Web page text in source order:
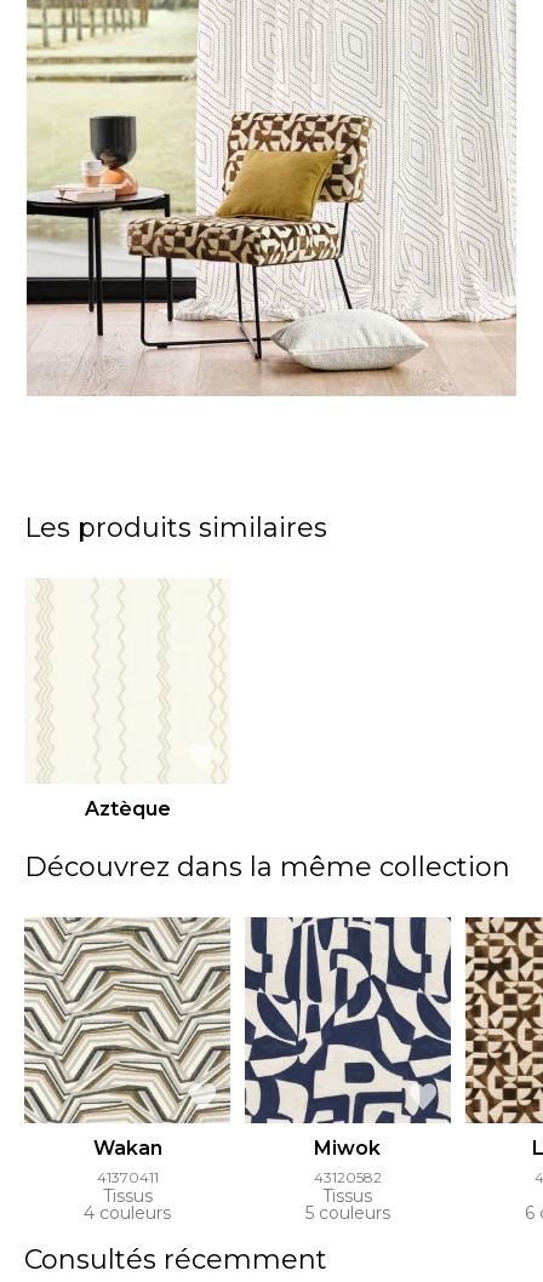
Les produits similaires
Aztèque
Découvrez dans la même collection
Wakan
41370411
Tissus
4 couleurs
Miwok
43120582
Tissus
5 couleurs 6
Consultés récemment